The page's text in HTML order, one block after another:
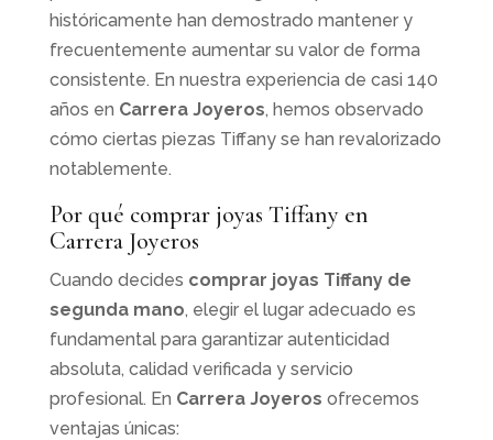
históricamente han demostrado mantener y
frecuentemente aumentar su valor de forma
consistente. En nuestra experiencia de casi 140
años en Carrera Joyeros, hemos observado
cómo ciertas piezas Tiffany se han revalorizado
notablemente.
Por qué comprar joyas Tiffany en
Carrera Joyeros
Cuando decides comprar joyas Tiffany de
segunda mano, elegir el lugar adecuado es
fundamental para garantizar autenticidad
absoluta, calidad verificada y servicio
profesional. En Carrera Joyeros ofrecemos
ventajas únicas: